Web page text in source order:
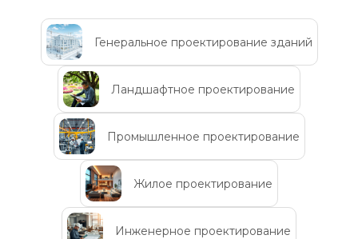
Генеральное проектирование зданий
Ландшафтное проектирование
Промышленное проектирование
Жилое проектирование
Инженерное проектирование